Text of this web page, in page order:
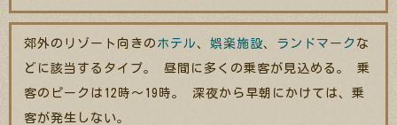
郊外のリゾート向きの ホテル、娯楽施設、 ランドマーク な
どに該当するタイプ。 昼間に多くの乗客が見込める。 乗
客のピークは12時～19時。 深夜から早朝にかけては、乗
客が発生しない。